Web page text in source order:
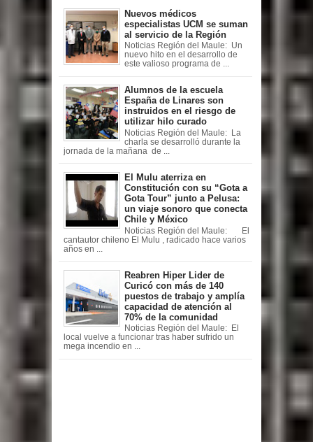
Nuevos médicos
especialistas UCM se suman
al servicio de la Región
Noticias Región del Maule: Un
nuevo hito en el desarrollo de
este valioso programa de ...
Alumnos de la escuela
España de Linares son
instruidos en el riesgo de
utilizar hilo curado
Noticias Región del Maule: La
charla se desarrolló durante la
jornada de la mañana de ...
El Mulu aterriza en
Constitución con su “Gota a
Gota Tour” junto a Pelusa:
un viaje sonoro que conecta
Chile y México
Noticias Región del Maule: El
cantautor chileno El Mulu , radicado hace varios
años en ...
Reabren Hiper Lider de
Curicó con más de 140
puestos de trabajo y amplía
capacidad de atención al
70% de la comunidad
Noticias Región del Maule: El
local vuelve a funcionar tras haber sufrido un
mega incendio en ...